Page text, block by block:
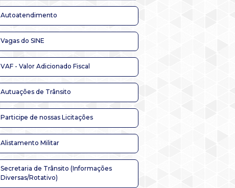
Autoatendimento
Vagas do SINE
VAF - Valor Adicionado Fiscal
Autuações de Trânsito
Participe de nossas Licitações
Alistamento Militar
Secretaria de Trânsito (Informações
Diversas/Rotativo)